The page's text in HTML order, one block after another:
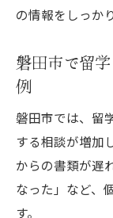
の情報をしっか
磐田市で留
例
磐田市では、留
する相談が増加
からの書類が遅
なった」など、
す。